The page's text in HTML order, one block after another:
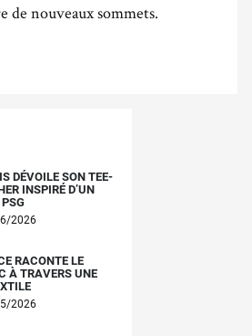
de nouveaux sommets.
DÉVOILE SON TEE-
INSPIRÉ D’UN
2026
RACONTE LE
À TRAVERS UNE
2026